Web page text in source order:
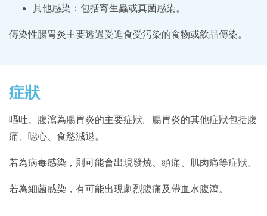
其他感染：包括寄生蟲或真菌感染。
傳染性腸胃炎主要透過受進食受污染的食物或飲品傳染。
症狀
嘔吐、腹瀉為腸胃炎的主要症狀。腸胃炎的其他症狀包括腹
痛、噁心、食慾減退。
若為病毒感染，則可能會出現發燒、頭痛、肌肉痛等症狀。
若為細菌感染，有可能出現劇烈腹痛及帶血水腹瀉。